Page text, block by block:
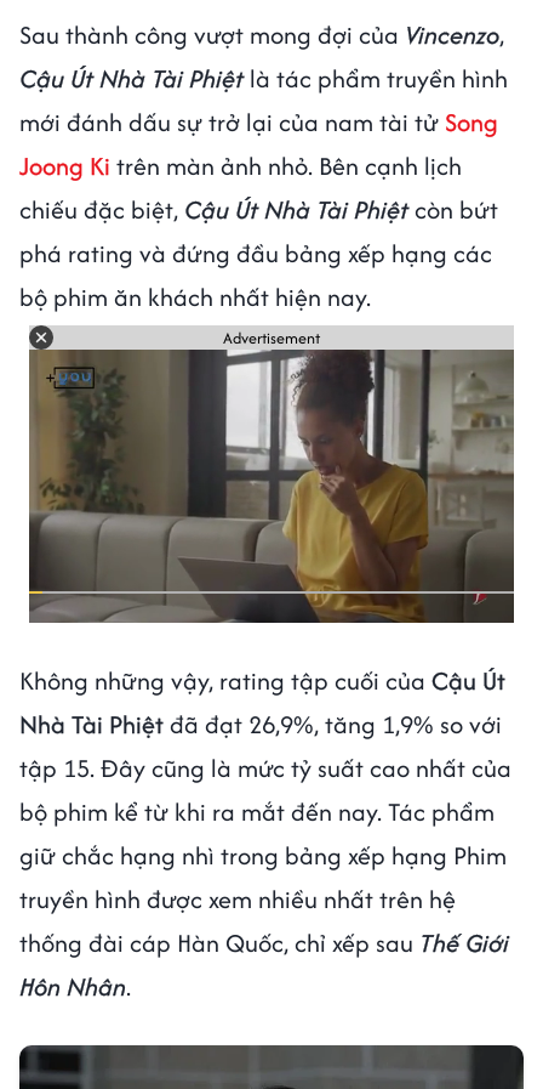
Sau thành công vượt mong đợi của Vincenzo,
Cậu Út Nhà Tài Phiệtlà tác phẩm truyền hình
mới đánh dấu sự trở lại của nam tài tử Song
Joong Ki trên màn ảnh nhỏ. Bên cạnh lịch
chiếu đặc biệt, Cậu Út Nhà Tài Phiệtcòn bứt
phá rating và đứng đầu bảng xếp hạng các
bộ phim ăn khách nhất hiện nay.
Advertisement
Không những vậy, rating tập cuối của Cậu Út
Nhà Tài Phiệtđã đạt 26,9%, tăng 1,9% so với
tập 15. Đây cũng là mức tỷ suất cao nhất của
bộ phim kể từ khi ra mắt đến nay. Tác phẩm
giữ chắc hạng nhì trong bảng xếp hạng Phim
truyền hình được xem nhiều nhất trên hệ
thống đài cáp Hàn Quốc, chỉ xếp sau Thế Giới
Hôn Nhân.